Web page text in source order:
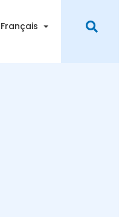
Français Toggle Dropdown